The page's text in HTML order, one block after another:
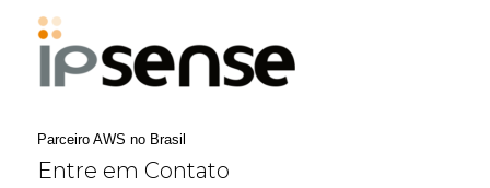
Parceiro AWS no Brasil
Entre em Contato